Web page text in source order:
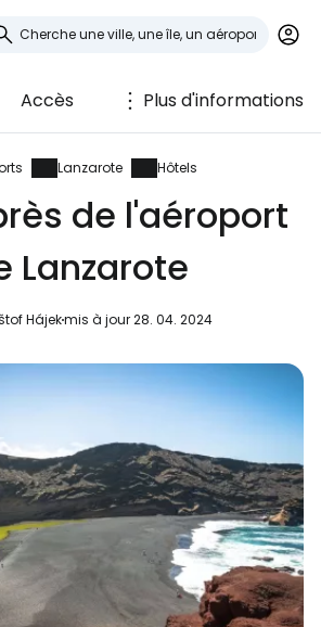
Accès Plus d'informations
Lanzarote Hôtels
de l'aéroport
Lanzarote
Hájekmis à jour 28. 04. 2024
à
mondiale des voyageurs
avec Facebook
avec le courrier
électronique